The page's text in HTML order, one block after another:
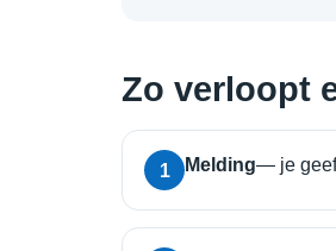
Zo verloopt
1 Melding— je